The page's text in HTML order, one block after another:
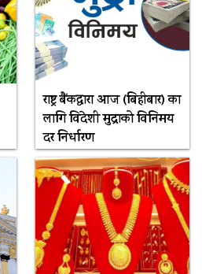
राष्ट्र बैंकद्धारा आज (बिहीबार) का
लागि विदेशी मुद्राको विनिमय
दर निर्धारण